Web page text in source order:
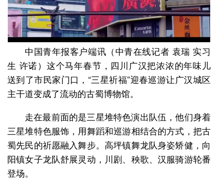
中国青年报客户端讯（中青在线记者 袁瑞 实习
生 许诺）这个马年春节，四川广汉把浓浓的年味儿
送到了市民家门口，“三星祈福”迎春巡游让广汉城区
主干道变成了流动的古蜀博物馆。
走在最前面的是三星堆特色演出队伍，他们身着
三星堆特色服饰，用舞蹈和巡游相结合的方式，把古
蜀先民的祈愿融入舞步。高坪镇舞龙队身姿矫健，向
阳镇女子龙队舒展灵动，川剧、秧歌、汉服骑游轮番
登场。